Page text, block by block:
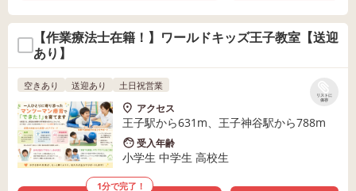
【作業療法士在籍！】ワールドキッズ王子教室【送迎
あり】
リストに
保存
空きあり 送迎あり 土日祝営業
アクセス
王子駅から631m、王子神谷駅から788m
受入年齢
小学生 中学生 高校生
1分で完了！